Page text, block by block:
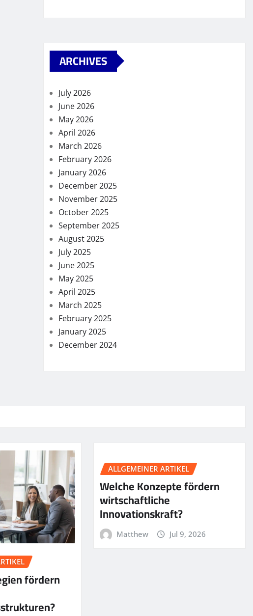
ARCHIVES
July 2026
June 2026
May 2026
April 2026
March 2026
February 2026
January 2026
December 2025
November 2025
October 2025
September 2025
August 2025
July 2025
June 2025
May 2025
April 2025
March 2025
February 2025
January 2025
December 2024
fördern
ALLGEMEINER ARTIKEL
Welche Konzepte fördern
wirtschaftliche
Innovationskraft?
Matthew Jul 9, 2026